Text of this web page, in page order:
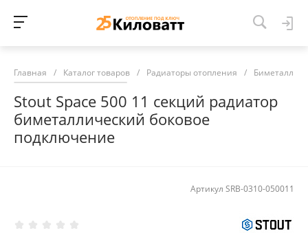
Главная / Каталог товаров / Радиаторы отопления /
Stout Space 500 11 секций радиатор
биметаллический боковое
подключение
Артикул SRB-0310-050011